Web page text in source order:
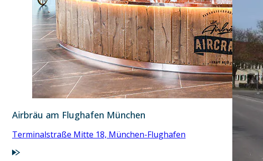
Airbräu am Flughafen München
Terminalstraße Mitte 18, München-Flughafen